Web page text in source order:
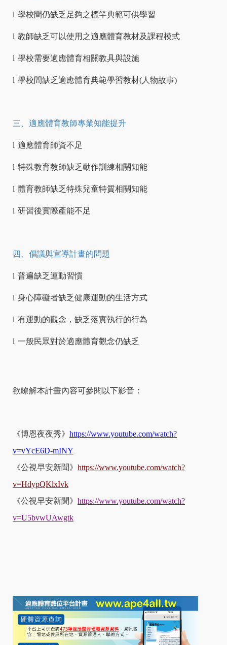
l 學校間仍缺乏足夠之標竿典範可供學習
l 教師缺乏可以使用之適應體育教材及課程模式
l 學校需要適應體育相關教具與設施
l 學校間缺乏適應體育典範學習教材( 人物故事)
三、適應體育教師專業知能提升
l 適應體育師資不足
l 特殊教育教師缺乏動作訓練相關知能
l 體育教師缺乏特殊兒童特質相關知能
l 研習後實際產能不足
四、倡議與宣導計畫的問題
l 普遍缺乏運動習慣
l 身心障礙者缺乏健康運動的生活方式
l 有運動的觀念，缺乏落實執行的行為
l 一般民眾對於適應體育觀念仍缺乏
欲瞭解本計畫內容可參閱以下影音：
《博恩夜夜秀》 https://www.youtube.com/watch?
v=vYcE6D-mINY
《公視早安新聞》 https://www.youtube.com/watch?
v=HdypQKlxIvk
《公視早安新聞》 https://www.youtube.com/watch?
v=U5bvwUAwgtk